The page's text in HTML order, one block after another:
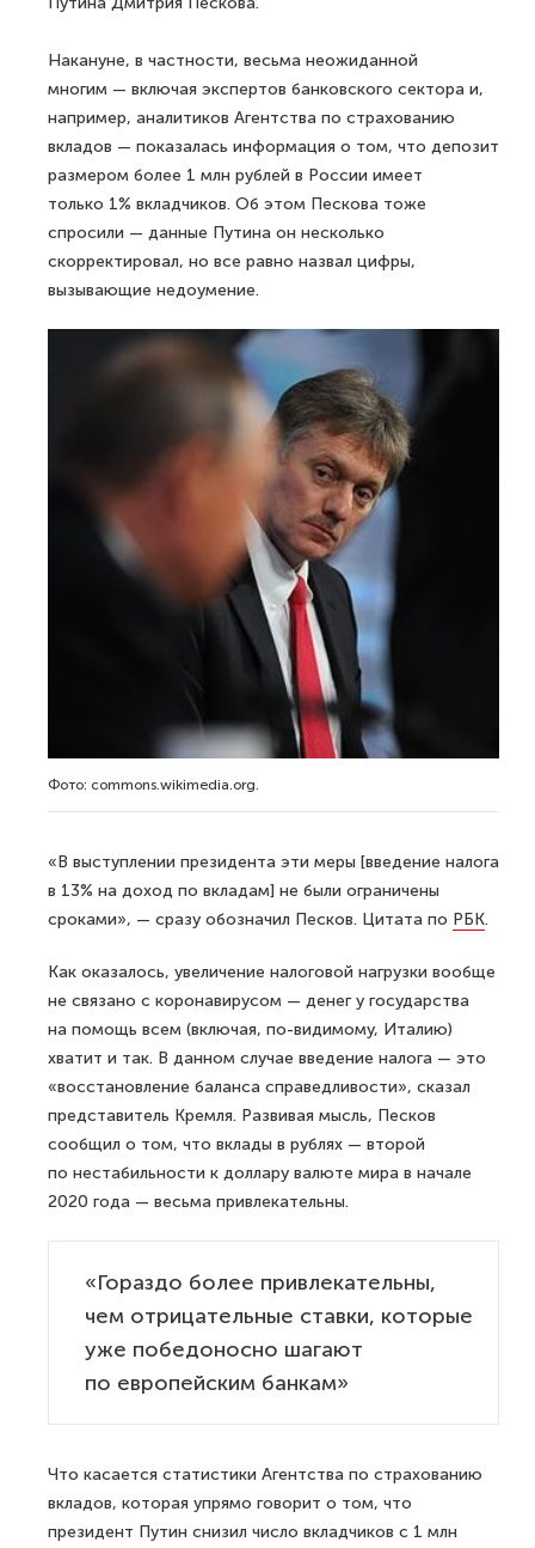
Накануне, в частности, весьма неожиданной
многим — включая экспертов банковского сектора и,
например, аналитиков Агентства по страхованию
вкладов — показалась информация о том, что депозит
размером более 1 млн рублей в России имеет
только 1% вкладчиков. Об этом Пескова тоже
спросили — данные Путина он несколько
скорректировал, но все равно назвал цифры,
вызывающие недоумение.
Фото: commons.wikimedia.org.
«В выступлении президента эти меры [введение налога
в 13% на доход по вкладам] не были ограничены
сроками», — сразу обозначил Песков. Цитата по РБК.
Как оказалось, увеличение налоговой нагрузки вообще
не связано с коронавирусом — денег у государства
на помощь всем (включая, по-видимому, Италию)
хватит и так. В данном случае введение налога — это
«восстановление баланса справедливости», сказал
представитель Кремля. Развивая мысль, Песков
сообщил о том, что вклады в рублях — второй
по нестабильности к доллару валюте мира в начале
2020 года — весьма привлекательны.
«Гораздо более привлекательны,
чем отрицательные ставки, которые
уже победоносно шагают
по европейским банкам»
Что касается статистики Агентства по страхованию
вкладов, которая упрямо говорит о том, что
президент Путин снизил число вкладчиков с 1 млн